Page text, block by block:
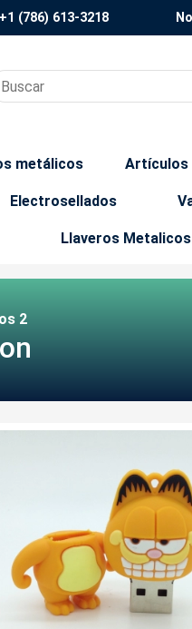
+1 (786) 613-3218
metálicos Artículos
Electrosellados
Llaveros Metalicos
2